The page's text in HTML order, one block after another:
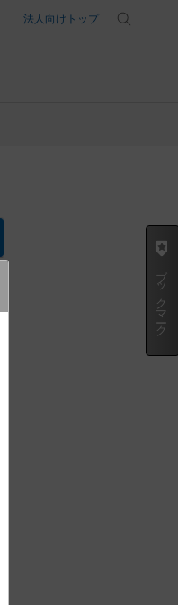
法人向けトップ
ブックマーク